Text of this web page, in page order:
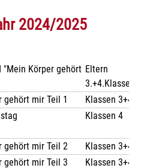
2024/2025
"Mein Körper gehört Eltern
3.+4.Klassen
gehört mir Teil 1
Klassen 3+4
Klassen 4
gehört mir Teil 2
Klassen 3+4
gehört mir Teil 3
Klassen 3+4